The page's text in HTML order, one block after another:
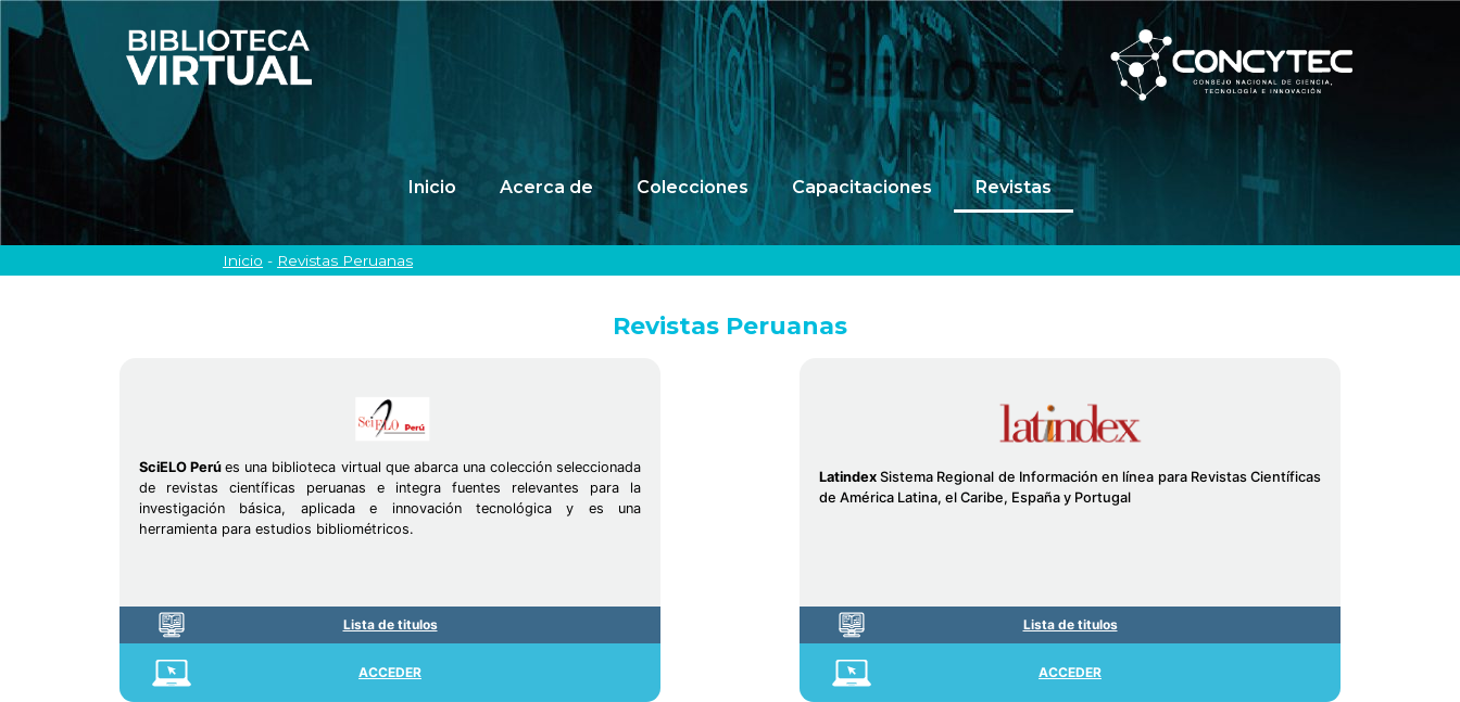
Inicio Acerca de Colecciones Capacitaciones Revistas
Inicio - Revistas Peruanas
Revistas Peruanas
SciELO Perúes una biblioteca virtual que abarca una colección seleccionada
de revistas científicas peruanas e integra fuentes relevantes para la
investigación básica, aplicada e innovación tecnológica y es una
herramienta para estudios bibliométricos.
Lista de titulos
ACCEDER
Latindex Sistema Regional de Información en línea para Revistas Científicas
de América Latina, el Caribe, España y Portugal
Lista de titulos
ACCEDER